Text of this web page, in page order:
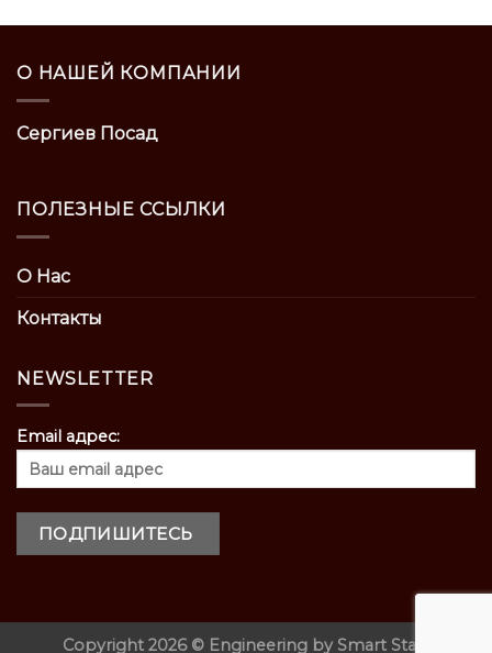
О НАШЕЙ КОМПАНИИ
Сергиев Посад
ПОЛЕЗНЫЕ ССЫЛКИ
О Нас
Контакты
NEWSLETTER
Email адрес:
Copyright 2026 © Engineering by Smart Start